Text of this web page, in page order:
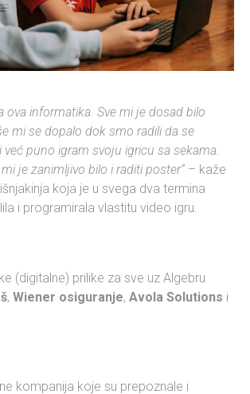
ova informatika. Sve mi je dosad bilo
mi se dopalo dok smo radili da se
već puno igram svoju igricu sa sekama.
je zanimljivo bilo i raditi poster“– kaže
koja je u svega dva termina
i programirala vlastitu video igru.
(digitalne) prilike za sve uz Algebru
, Wiener osiguranje, Avola Solutions i
kompanija koje su prepoznale i